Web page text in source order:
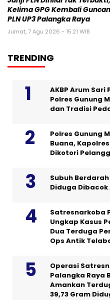
Kelima GPG Kembali
PLN UP3 Palangka Raya
Jumat, 7 Agu 2026 - 15:21 WIB
TRENDING
AKBP Arum Sari
Polres Gunung
dan Tradisi
Polres Gunung
Buana,
Dikotori
Subuh
Diduga Dibacok
Satresnarkoba
Ungkap Kasus
Dua Terduga
Ops Antik
Operasi
Palangka Raya
Amankan
39,73 Gram